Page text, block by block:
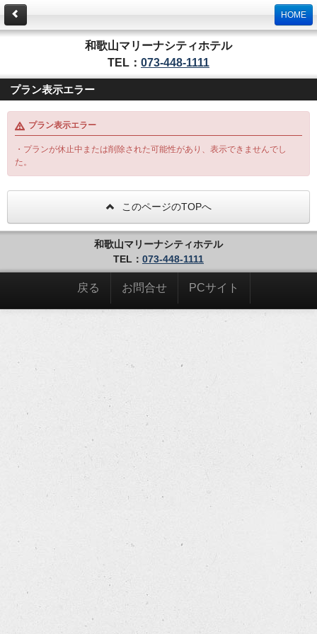
HOME
和歌山マリーナシティホテル
TEL： 073-448-1111
プラン表示エラー
プラン表示エラー
・プランが休止中または削除された可能性があり、表示できませんでし
た。
このページのTOPへ
和歌山マリーナシティホテル
TEL： 073-448-1111
戻る お問合せ PCサイト